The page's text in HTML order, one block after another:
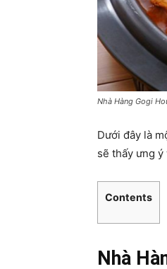
Nhà Hàng Gogi
Dưới đây là
sẽ thấy ưng ý
Contents
Nhà